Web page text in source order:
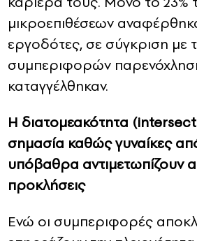
μικροεπιθέσεων
εργοδότες, σε σύγκριση με
συμπεριφορών
καταγγέλθηκαν.
Η διατομεακότητα
σημασία καθώς γυναίκες
υπόβαθρα αντιμετωπίζουν
προκλήσεις
Ενώ οι συμπεριφορές